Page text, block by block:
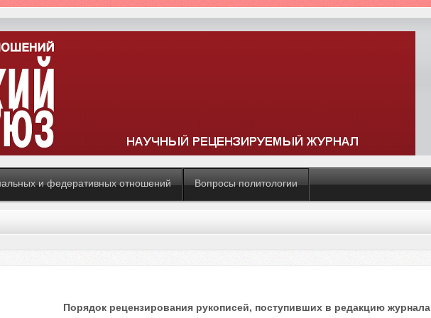
и федеративных отношений Вопросы политологии
Порядок рецензирования рукописей, поступивших в редакцию журнала